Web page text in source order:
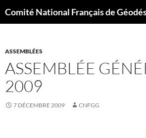
au
ASSEMBLÉES
ASSEMBLÉE
2009
7 DÉCEMBRE 2009 CNFGG